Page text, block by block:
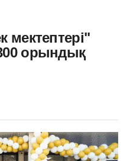
мектептері"
орындық